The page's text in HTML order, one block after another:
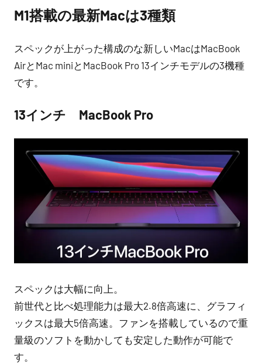
M1搭載の最新Macは3種類
スペックが上がった構成のな新しいMacはMacBook
AirとMac miniとMacBook Pro 13インチモデルの3機種
です。
13インチ MacBook Pro
スペックは大幅に向上。
前世代と比べ処理能力は最大2.8倍高速に、グラフィ
ックスは最大5倍高速。ファンを搭載しているので重
量級のソフトを動かしても安定した動作が可能で
す。